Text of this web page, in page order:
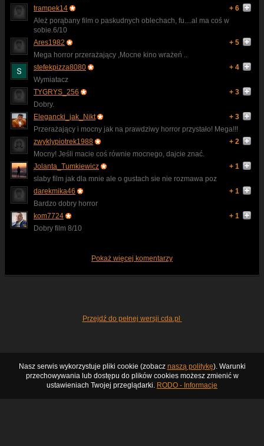
trampek14
+ 6
Ależ porąbany film o paskudnych oblechach, fu....al ma coś w
sobie.6/10
Ares1982
+ 5
Mega horror przerażający ,Mocne kino wrażeń ..
stefekpizza8080
+ 4
Wymiatacz
TYGRYS_256
+ 3
Dobry.
Elegancki_jak_Nikt
+ 3
Przerażający i mocny jak na prawdziwy horror przystało! Mega!!!
zwyklypiotrek1988
+ 2
Mocny! Jeśli macie coś równie mocnego, dajcie znać.
Jolanta_Tumkiewicz
+ 1
slaby film jak dla mnie ale o gustach sie nie rozmawa poz
darekmika46
+ 1
Bardzo dobry horror
kom7724
+ 1
Dobry film 8/10
Pokaż więcej komentarzy
Przejdź do pełnej wersji cda.pl
Nasz serwis wykorzystuje pliki cookie (zobacz naszą politykę). Warunki
przechowywania lub dostępu do plików cookies możesz zmienić w
ustawieniach Twojej przeglądarki. RODO - Informacje